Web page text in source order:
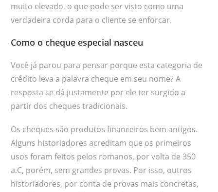
muito elevado, o que pode ser visto como uma
verdadeira corda para o cliente se enforcar.
Como o cheque especial nasceu
Você já parou para pensar porque esta categoria de
crédito leva a palavra cheque em seu nome? A
resposta se dá justamente por ele ter surgido a
partir dos cheques tradicionais.
Os cheques são produtos financeiros bem antigos.
Alguns historiadores acreditam que os primeiros
usos foram feitos pelos romanos, por volta de 350
a.C, porém, sem grandes provas. Por isso, outros
historiadores, por conta de provas mais concretas,